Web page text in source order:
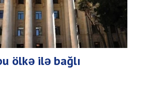
ölkə ilə bağlı